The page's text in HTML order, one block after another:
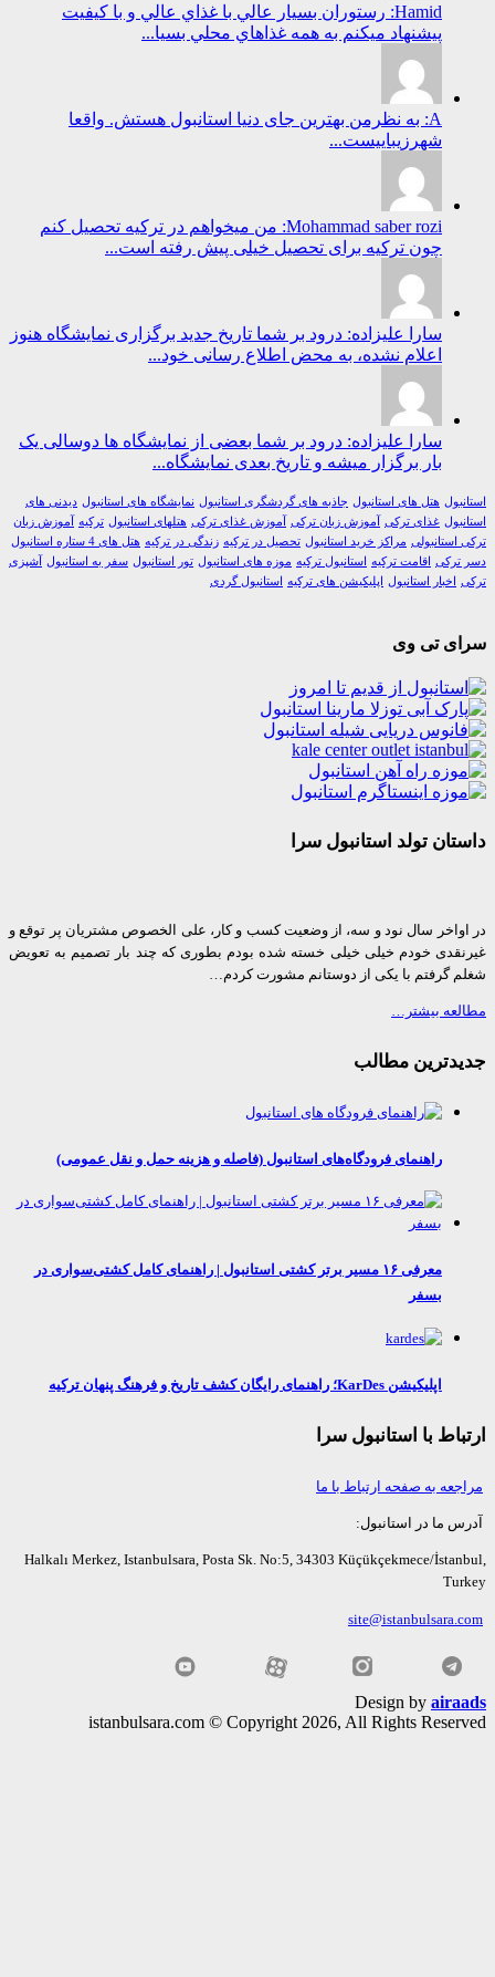
Hamid: رستوران بسيار عالي با غذاي عالي و با كيفيت
پيشنهاد ميكنم به همه غذاهاي محلي بسيا...
A: به نظرمن بهترین جای دنیا استانبول هستش. واقعا
شهرزیباییست...
Mohammad saber rozi: من میخواهم در ترکیه تحصیل کنم
چون ترکیه برای تحصیل خیلی پیش رفته است...
سارا علیزاده: درود بر شما تاریخ جدید برگزاری نمایشگاه هنوز
اعلام نشده، به محض اطلاع رسانی خود...
سارا علیزاده: درود بر شما بعضی از نمایشگاه ها دوسالی یک
بار برگزار میشه و تاریخ بعدی نمایشگاه...
هتل های استانبول جاذبه های گردشگری استانبول نمایشگاه های استانبول دیدنی های
غذای ترکی آموزش زبان ترکی آموزش غذای ترکی هتلهای استانبول ترکیه
آموزش زبان
مراکز خرید استانبول تحصیل در ترکیه زندگی در ترکیه
هتل های 4 ستاره استانبول
اقامت ترکیه استانبول ترکیه موزه های استانبول تور استانبول سفر به استانبول آشپزی
اخبار استانبول اپلیکیشن های ترکیه استانبول گردی
تی وی
تولد استانبول سرا
سال نود و سه، از وضعیت کسب و کار، علی الخصوص مشتریان پر توقع و
خودم خیلی خیلی خسته شده بودم بطوری که چند بار تصمیم به تعویض
گرفتم با یکی از دوستانم مشورت کردم…
بیشتر…
مطالب
راهنمای فرودگاه‌های استانبول (فاصله و هزینه حمل و نقل عمومی)
معرفی ۱۶ مسیر برتر کشتی استانبول | راهنمای کامل کشتی‌سواری در
اپلیکیشن KarDes؛ راهنمای رایگان کشف تاریخ و فرهنگ پنهان ترکیه
با استانبول سرا
به صفحه ارتباط با ما
ما در استانبول:
Halkalı Merkez, Istanbulsara, Posta Sk. No:5, 34303 Küçükçekmece/
Design by
istanbulsara.com © Copyright 2026, All Rights